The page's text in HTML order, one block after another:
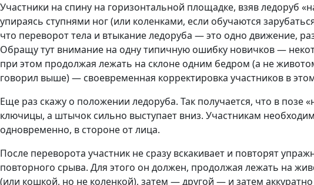
Участники на спину на горизонтальной площадке, взяв ледоруб
упираясь ступнями ног (или коленками, если обучаются
что переворот тела и втыкание ледоруба — это одно движение,
Обращу тут внимание на одну типичную ошибку новичков —
при этом продолжая лежать на склоне одним бедром (а не
говорил выше) — своевременная корректировка участников в
Еще раз скажу о положении ледоруба. Так получается, что в позе
ключицы, а штычок сильно выступает вниз. Участникам
одновременно, в стороне от лица.
После переворота участник не сразу вскакивает и повторят
повторного срыва. Для этого он должен, продолжая лежать на
(или кошкой, но не коленкой), затем — другой — и затем